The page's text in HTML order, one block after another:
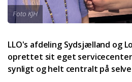
Foto KJH
LLO's afdeling Sydsjælland og
oprettet sit eget
synligt og helt centralt på